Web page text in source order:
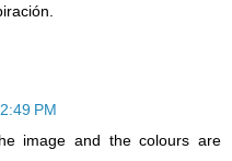
PM
image and the colours are